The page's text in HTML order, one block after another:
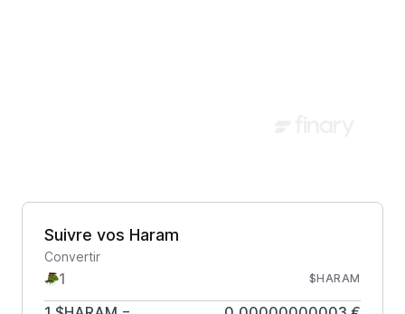
Suivre vos Haram
Convertir
$HARAM